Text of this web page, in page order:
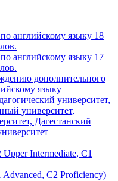
английскому языку 18
английскому языку 17
дополнительного
языку
университет,
университет,
Дагестанский
Intermediate, C1
C2 Proficiency)